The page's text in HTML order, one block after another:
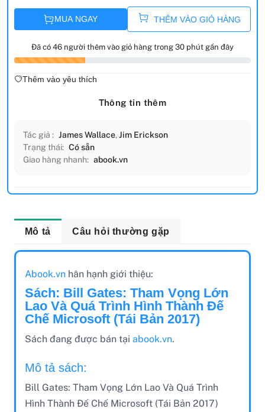
MUA NGAY THÊM VÀO GIỎ HÀNG
Đã có 46 người thêm vào giỏ hàng trong 30 phút gần đây
Thêm vào yêu thích
Thông tin thêm
Tác giả : James Wallace,Jim Erickson
Trạng thái: Có sẵn
Giao hàng nhanh: abook.vn
Mô tả Câu hỏi thường gặp
Abook.vnhân hạnh giới thiệu:
Sách: Bill Gates: Tham Vọng Lớn
Lao Và Quá Trình Hình Thành Đế
Chế Microsoft (Tái Bản 2017)
Sách đang được bán tại abook.vn.
Mô tả sách:
Bill Gates: Tham Vọng Lớn Lao Và Quá Trình
Hình Thành Đế Chế Microsoft (Tái Bản 2017)